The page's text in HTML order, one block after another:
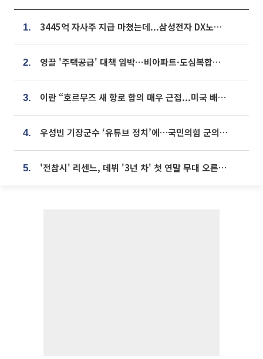
1. 3445억 자사주 지급 마쳤는데...삼성전자 DX노조, 뒤늦은 '떼쓰기 집회'
2. 영끌 '주택공급' 대책 임박⋯비아파트·도심복합까지 총동원
3. 이란 “호르무즈 새 항로 합의 매우 근접...미국 배상 먼저”
4. 우성빈 기장군수 ‘유튜브 정치’에…국민의힘 군의원들 집단 반발
5. '전참시' 리센느, 데뷔 '3년 차' 첫 연말 무대 오른다⋯"그동안 섭외 안 와"